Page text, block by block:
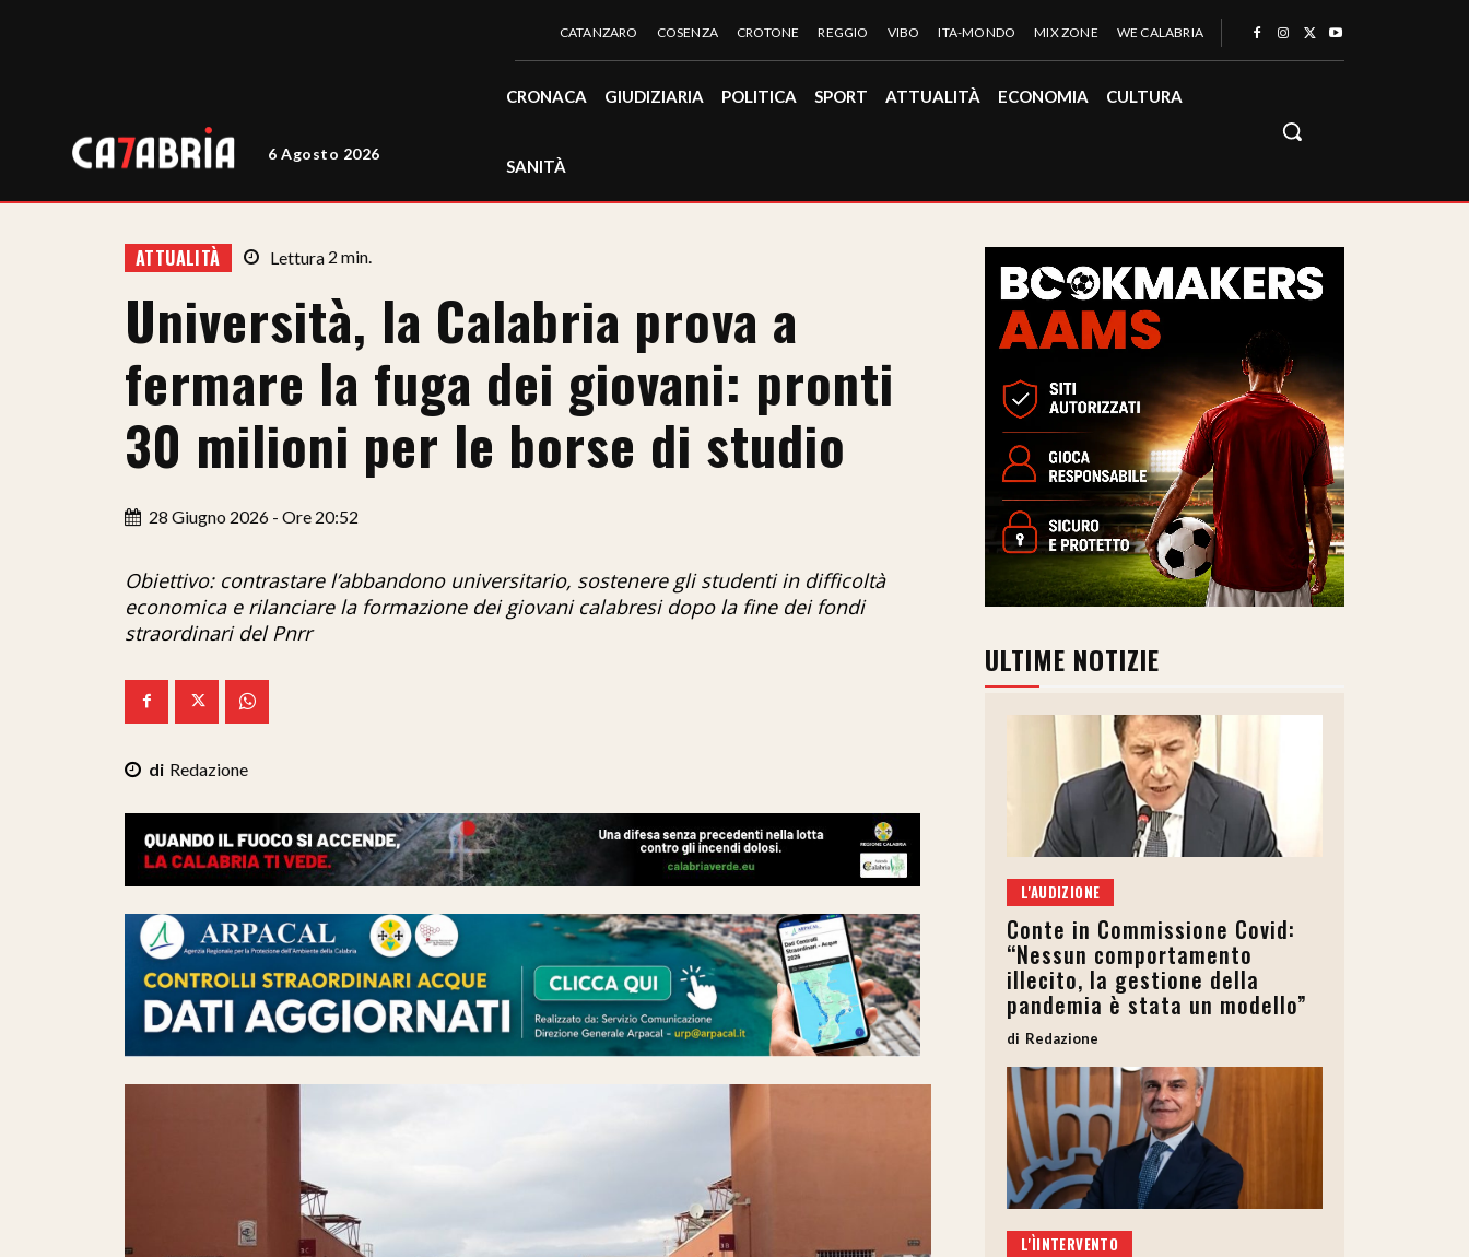
6 Agosto 2026
CATANZARO COSENZA CROTONE REGGIO VIBO ITA-MONDO MIX ZONE WE CALABRIA
CRONACA GIUDIZIARIA POLITICA SPORT ATTUALITÀ ECONOMIA CULTURA
SANITÀ
ATTUALITÀ Lettura 2 min.
Università, la Calabria prova a
fermare la fuga dei giovani: pronti
30 milioni per le borse di studio
28 Giugno 2026 - Ore 20:52
Obiettivo: contrastare l’abbandono universitario, sostenere gli studenti in difficoltà
economica e rilanciare la formazione dei giovani calabresi dopo la fine dei fondi
straordinari del Pnrr
Redazione
ULTIME NOTIZIE
L'AUDIZIONE
Conte in Commissione Covid:
“Nessun comportamento
illecito, la gestione della
pandemia è stata un modello”
Redazione
L'ÌINTERVENTO